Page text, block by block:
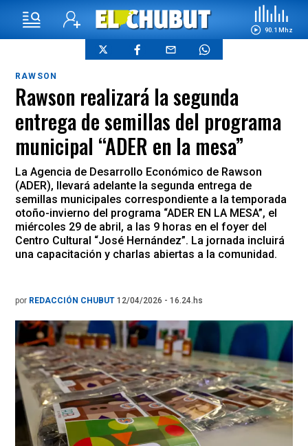
90.1 Mhz
RAWSON
Rawson realizará la segunda
entrega de semillas del programa
municipal “ADER en la mesa”
La Agencia de Desarrollo Económico de Rawson
(ADER), llevará adelante la segunda entrega de
semillas municipales correspondiente a la temporada
otoño-invierno del programa “ADER EN LA MESA”, el
miércoles 29 de abril, a las 9 horas en el foyer del
Centro Cultural “José Hernández”. La jornada incluirá
una capacitación y charlas abiertas a la comunidad.
por REDACCIÓN CHUBUT 12/04/2026 - 16.24.hs